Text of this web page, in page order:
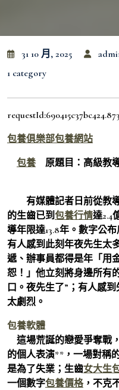
31 10 月, 2025
1 category
包養俱樂部包養網站
包養 原題目：高級教
有媒體記者日前從教導
的生齒已到包養行情達2.4
導年限達13.8年。數字公
有人感到此刻年夜先生太
遞、辦事員都得是年「用
恕！」他立刻將身邊所有
口。夜先生了”；有人感
太劇烈。
包養軟體
這場荒誕的戀愛爭奪戰
的個人表演**，一場對稱
是為了失業；生齒女大生
一個數字包養價格，不克